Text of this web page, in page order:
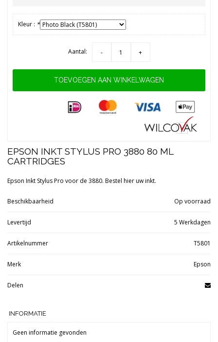
Kleur : *
Aantal: - +
TOEVOEGEN AAN WINKELWAGEN
EPSON INKT STYLUS PRO 3880 80 ML
CARTRIDGES
Epson Inkt Stylus Pro voor de 3880. Bestel hier uw inkt.
Beschikbaarheid Op voorraad
Levertijd 5 Werkdagen
Artikelnummer T5801
Merk Epson
Delen
INFORMATIE
Geen informatie gevonden